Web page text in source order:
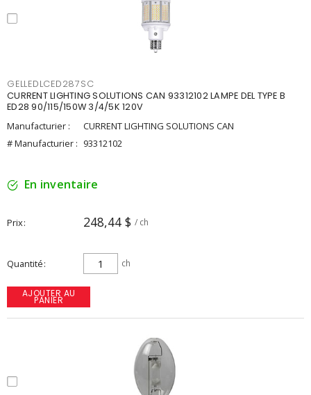
GELLEDLCED287SC
CURRENT LIGHTING SOLUTIONS CAN 93312102 LAMPE DEL TYPE B
ED28 90/115/150W 3/4/5K 120V
Manufacturier :
CURRENT LIGHTING SOLUTIONS CAN
# Manufacturier : 93312102
En inventaire
Prix 248,44 $ / ch
Quantité ch
AJOUTER AU
PANIER